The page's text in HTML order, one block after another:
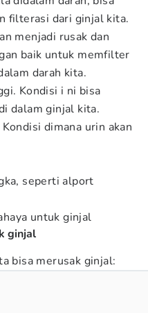
filterasi dari ginjal kita.
menjadi rusak dan
baik untuk memfilter
darah kita.
Kondisi i ni bisa
dalam ginjal kita.
dimana urin akan
seperti alport
untuk ginjal
ginjal
bisa merusak ginjal: